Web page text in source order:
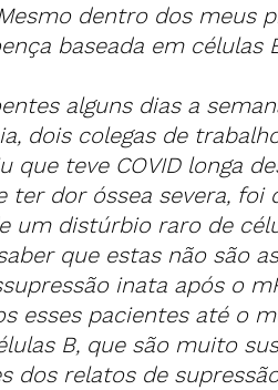
dentro dos meus
baseada em células
alguns dias a
dois colegas de
que teve COVID longa
ter dor óssea severa, foi
um distúrbio raro de
que estas não são
inata após o
esses pacientes até o
B, que são muito
dos relatos de